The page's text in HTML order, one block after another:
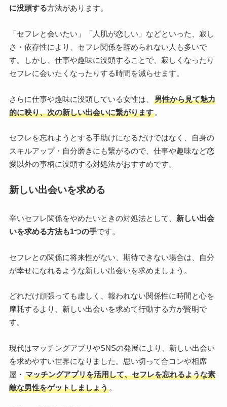
に没頭する方法があります。
「セフレと会いたい」「人肌が恋しい」などといった、寂し
さ・依存性により、セフレ関係を辞められない人も多いで
す。しかし、仕事や趣味に没頭することで、寂しくなったり
セフレに会いたくなったりする時間を減らせます。
さらに仕事や趣味に没頭している女性は、
男性から見て魅力
的に映り、次の新しい出会いに繋がります。
セフレを忘れようとする手助けになるだけではなく、
自身の
スキルアップ・自分磨きにも繋がるので、 仕事や趣味など恋
愛以外の事柄に没頭する対処法がおすすめです。
新しい出会いを求める
辛いセフレ関係をやめたいときの対処法として、 新しい出会
いを求める方法も1つの手です。
セフレとの関係に将来性がない、期待できない場合は、自分
が幸せになれるような新しい出会いを求めましょう。
どれだけ頑張っても虚しく、報われない関係性に時間と心を
摩耗するより、新しい出会いを求めて行動する方が賢明で
す。
現代はマッチングアプリやSNSの発展により、新しい出会い
を求めやすい世界になりました。思い切って合コンや相席
屋・ マッチングアプリを活用して、セフレを忘れるような素
敵な男性をゲットしましょう。